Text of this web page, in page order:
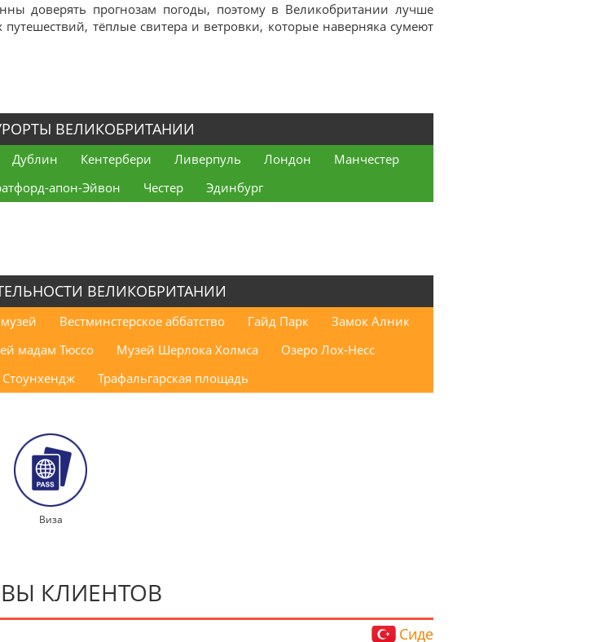
доверять прогнозам погоды, поэтому в Великобритании лучше
тёплые свитера и ветровки, которые наверняка сумеют
ВЕЛИКОБРИТАНИИ
Дублин Кентербери Ливерпуль Лондон
Манчестер
апон-Эйвон Честер Эдинбург
ВЕЛИКОБРИТАНИИ
Вестминстерское аббатство Гайд Парк
Замок Алник
мадам Тюссо Музей Шерлока Холмса
Озеро Лох-Несс
Стоунхендж Трафальгарская площадь
Виза
КЛИЕНТОВ
Сиде